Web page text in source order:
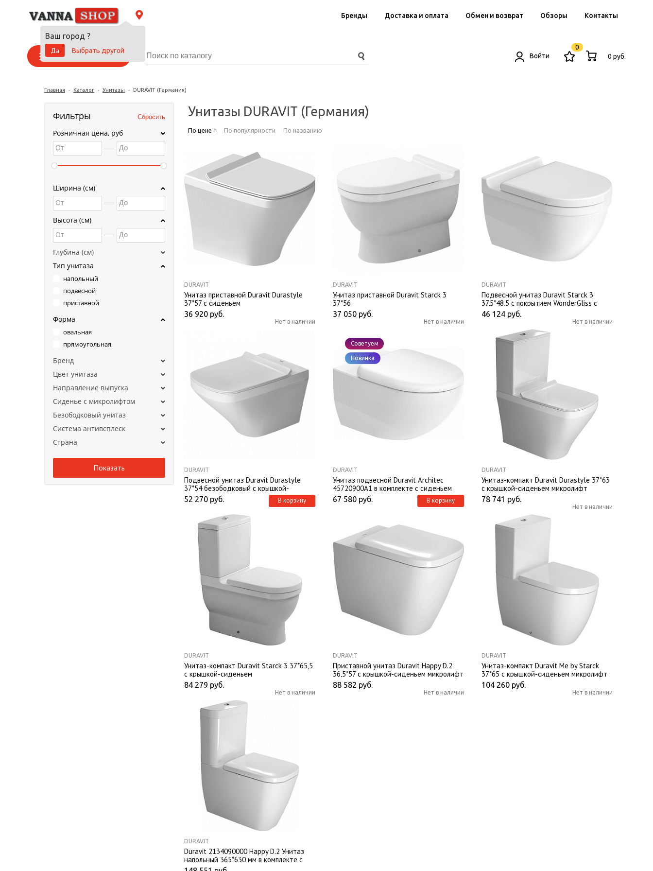
Ваш город ?
Да
Выбрать другой
Бренды Доставка и оплата Обмен и возврат Обзоры Контакты
Каталог товаров Войти
0
0 руб.
Главная - Каталог - Унитазы - DURAVIT (Германия)
Фильтры
Розничная цена, руб
От
До
Ширина (см)
От
До
Высота (см)
От
До
Глубина (см)
Тип унитаза
напольный
подвесной
приставной
Форма
овальная
прямоугольная
Бренд
Цвет унитаза
Направление выпуска
Сиденье с микролифтом
Безободковый унитаз
Система антивсплеск
Страна
Унитазы DURAVIT (Германия)
По цене По популярности По названию
DURAVIT
Унитаз приставной Duravit Durastyle
37*57 с сиденьем
36 920 руб.
Нет в наличии
DURAVIT
Унитаз приставной Duravit Starck 3
37*56
37 050 руб.
Нет в наличии
DURAVIT
Подвесной унитаз Duravit Starck 3
37,5*48,5 с покрытием WonderGliss с
крышкой-сиденьем
46 124 руб.
Нет в наличии
DURAVIT
Подвесной унитаз Duravit Durastyle
37*54 безободковый с крышкой-
сиденьем микролифт
52 270 руб. В корзину
Советуем
Новинка
DURAVIT
Унитаз подвесной Duravit Architec
45720900A1 в комплекте с сиденьем
67 580 руб. В корзину
DURAVIT
Унитаз-компакт Duravit Durastyle 37*63
с крышкой-сиденьем микролифт
78 741 руб.
Нет в наличии
DURAVIT
Унитаз-компакт Duravit Starck 3 37*65,5
с крышкой-сиденьем
84 279 руб.
Нет в наличии
DURAVIT
Приставной унитаз Duravit Happy D.2
36,5*57 с крышкой-сиденьем микролифт
88 582 руб.
Нет в наличии
DURAVIT
Унитаз-компакт Duravit Me by Starck
37*65 с крышкой-сиденьем микролифт
104 260 руб.
Нет в наличии
DURAVIT
Duravit 2134090000 Happy D.2 Унитаз
напольный 365*630 мм в комплекте с
сиденьем и бачком